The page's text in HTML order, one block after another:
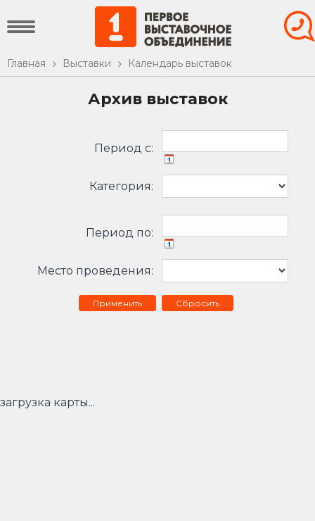
Главная Выставки Календарь выставок
Архив выставок
Период c:
Категория:
Период по:
Место проведения:
Сбросить
загрузка карты...